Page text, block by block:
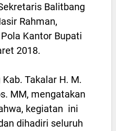
Balitbang
Rahman,
Kantor Bupati
2018.
Takalar H. M.
MM, mengatakan
kegiatan ini
dihadiri seluruh